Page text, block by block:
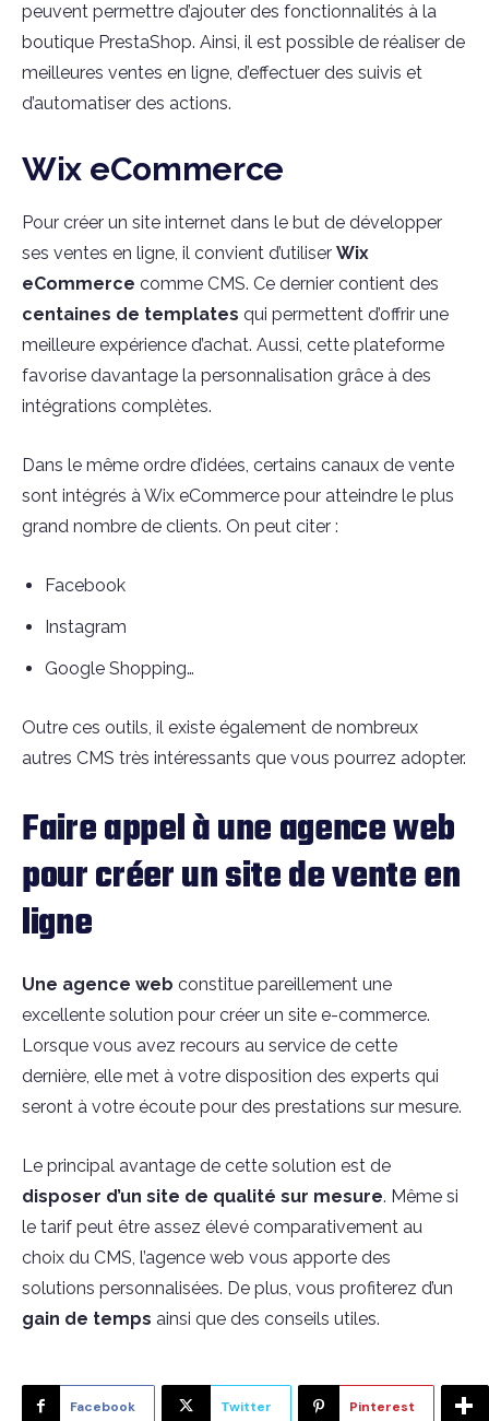
peuvent permettre d’ajouter des fonctionnalités à la
boutique PrestaShop. Ainsi, il est possible de réaliser de
meilleures ventes en ligne, d’effectuer des suivis et
d’automatiser des actions.
Wix eCommerce
Pour créer un site internet dans le but de développer
ses ventes en ligne, il convient d’utiliser Wix
eCommerce comme CMS. Ce dernier contient des
centaines de templates qui permettent d’offrir une
meilleure expérience d’achat. Aussi, cette plateforme
favorise davantage la personnalisation grâce à des
intégrations complètes.
Dans le même ordre d’idées, certains canaux de vente
sont intégrés à Wix eCommerce pour atteindre le plus
grand nombre de clients. On peut citer :
Facebook
Instagram
Google Shopping…
Outre ces outils, il existe également de nombreux
autres CMS très intéressants que vous pourrez adopter.
Faire appel à une agence web
pour créer un site de vente en
ligne
Une agence web constitue pareillement une
excellente solution pour créer un site e-commerce.
Lorsque vous avez recours au service de cette
dernière, elle met à votre disposition des experts qui
seront à votre écoute pour des prestations sur mesure.
Le principal avantage de cette solution est de
disposer d’un site de qualité sur mesure. Même si
le tarif peut être assez élevé comparativement au
choix du CMS, l’agence web vous apporte des
solutions personnalisées. De plus, vous profiterez d’un
gain de temps ainsi que des conseils utiles.
Facebook Twitter Pinterest